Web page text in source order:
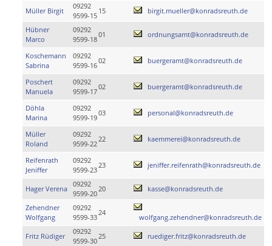
Müller Birgit
09292
9599-15
15 birgit.mueller@konradsreuth.de
Hübner
Marco
09292
9599-18
01 ordnungsamt@konradsreuth.de
Koschemann
Sabrina
09292
9599-16
02 buergeramt@konradsreuth.de
Poschert
Manuela
09292
9599-17
02 buergeramt@konradsreuth.de
Döhla
Marina
09292
9599-19
03 personal@konradsreuth.de
Müller
Roland
09292
9599-22
22 kaemmerei@konradsreuth.de
Reifenrath
Jeniffer
09292
9599-23
23 jeniffer.reifenrath@konradsreuth.de
Hager Verena
09292
9599-20
20 kasse@konradsreuth.de
Zehendner
Wolfgang
09292
9599-33
24
wolfgang.zehendner@konradsreuth.de
Fritz Rüdiger
09292
9599-30
25 ruediger.fritz@konradsreuth.de